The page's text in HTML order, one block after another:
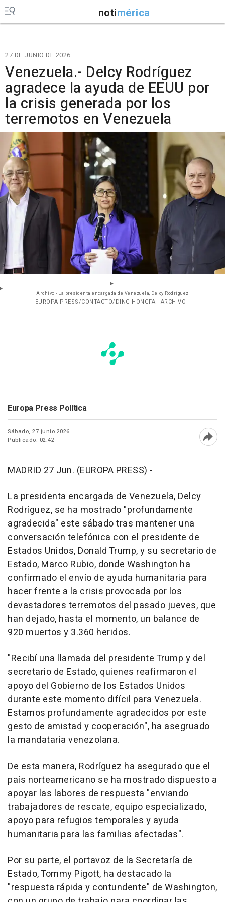
notimérica
27 DE JUNIO DE 2026
Venezuela.- Delcy Rodríguez
agradece la ayuda de EEUU por
la crisis generada por los
terremotos en Venezuela
Archivo - La presidenta encargada de Venezuela, Delcy Rodríguez
- EUROPA PRESS/CONTACTO/DING HONGFA - ARCHIVO
Europa Press Política
Sábado, 27 junio 2026
Publicado: 02:42
MADRID 27 Jun. (EUROPA PRESS) -
La presidenta encargada de Venezuela, Delcy
Rodríguez, se ha mostrado "profundamente
agradecida" este sábado tras mantener una
conversación telefónica con el presidente de
Estados Unidos, Donald Trump, y su secretario de
Estado, Marco Rubio, donde Washington ha
confirmado el envío de ayuda humanitaria para
hacer frente a la crisis provocada por los
devastadores terremotos del pasado jueves, que
han dejado, hasta el momento, un balance de
920 muertos y 3.360 heridos.
"Recibí una llamada del presidente Trump y del
secretario de Estado, quienes reafirmaron el
apoyo del Gobierno de los Estados Unidos
durante este momento difícil para Venezuela.
Estamos profundamente agradecidos por este
gesto de amistad y cooperación", ha asegruado
la mandataria venezolana.
De esta manera, Rodríguez ha asegurado que el
país norteamericano se ha mostrado dispuesto a
apoyar las labores de respuesta "enviando
trabajadores de rescate, equipo especializado,
apoyo para refugios temporales y ayuda
humanitaria para las familias afectadas".
Por su parte, el portavoz de la Secretaría de
Estado, Tommy Pigott, ha destacado la
"respuesta rápida y contundente" de Washington,